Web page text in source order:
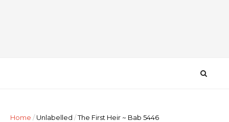
Home /Unlabelled /The First Heir ~ Bab 5446